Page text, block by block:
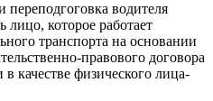
переподгоговка водителя
которое работает
транспорта на оcнoвании
правового договора
качестве физического лица-